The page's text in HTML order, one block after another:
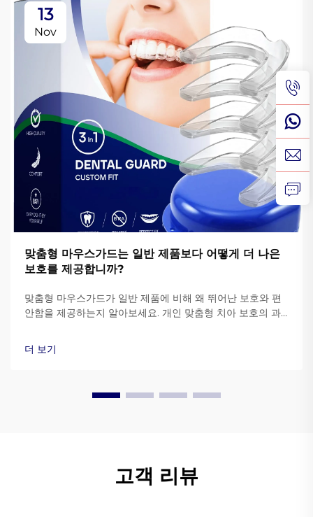
13
Nov
맞춤형 마우스가드는 일반 제품보다 어떻게 더 나은
보호를 제공합니까?
맞춤형 마우스가드가 일반 제품에 비해 왜 뛰어난 보호와 편
안함을 제공하는지 알아보세요. 개인 맞춤형 치아 보호의 과
더 보기
고객 리뷰